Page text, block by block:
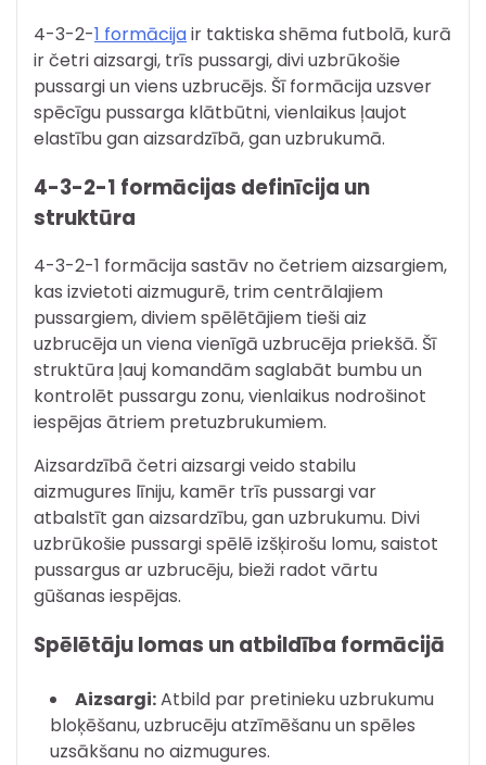
4-3-2-1 formācijair taktiska shēma futbolā, kurā
ir četri aizsargi, trīs pussargi, divi uzbrūkošie
pussargi un viens uzbrucējs. Šī formācija uzsver
spēcīgu pussarga klātbūtni, vienlaikus ļaujot
elastību gan aizsardzībā, gan uzbrukumā.
4-3-2-1 formācijas definīcija un
struktūra
4-3-2-1 formācija sastāv no četriem aizsargiem,
kas izvietoti aizmugurē, trim centrālajiem
pussargiem, diviem spēlētājiem tieši aiz
uzbrucēja un viena vienīgā uzbrucēja priekšā. Šī
struktūra ļauj komandām saglabāt bumbu un
kontrolēt pussargu zonu, vienlaikus nodrošinot
iespējas ātriem pretuzbrukumiem.
Aizsardzībā četri aizsargi veido stabilu
aizmugures līniju, kamēr trīs pussargi var
atbalstīt gan aizsardzību, gan uzbrukumu. Divi
uzbrūkošie pussargi spēlē izšķirošu lomu, saistot
pussargus ar uzbrucēju, bieži radot vārtu
gūšanas iespējas.
Spēlētāju lomas un atbildība formācijā
Aizsargi:Atbild par pretinieku uzbrukumu
bloķēšanu, uzbrucēju atzīmēšanu un spēles
uzsākšanu no aizmugures.